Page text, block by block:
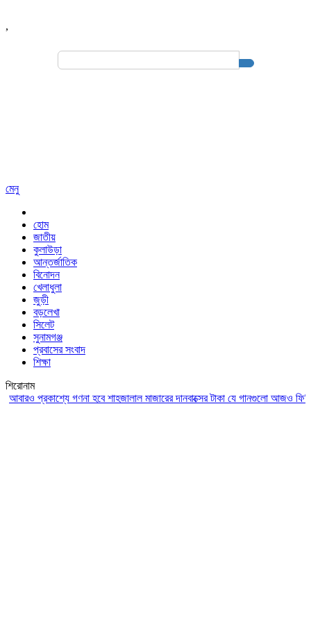
,
Search
মেনু
হোম
জাতীয়
কুলাউড়া
আন্তর্জাতিক
বিনোদন
খেলাধুলা
জুড়ী
বড়লেখা
সিলেট
সুনামগঞ্জ
প্রবাসের সংবাদ
শিক্ষা
শিরোনাম
প্রকাশ্যে গণনা হবে শাহজালাল মাজারের দানবাক্সের টাকাযে গানগুলো আজও ফিরিয়ে